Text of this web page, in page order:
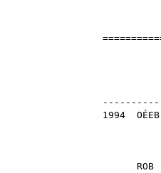
1994 OÉEB
ROB